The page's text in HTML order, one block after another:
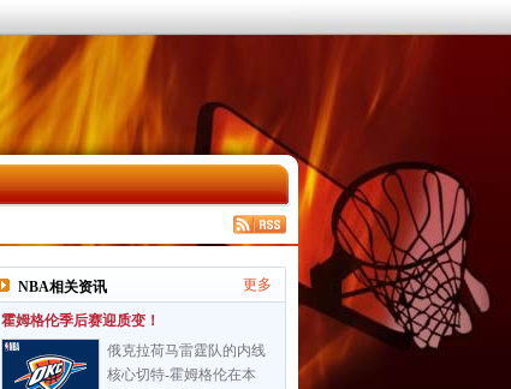
NBA相关资讯 更多
霍姆格伦季后赛迎质变！
俄克拉荷马雷霆队的内线
核心切特-霍姆格伦在本